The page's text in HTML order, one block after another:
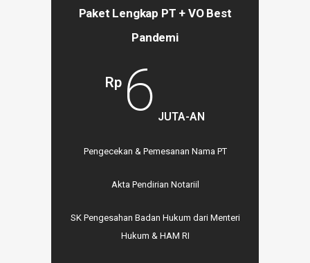
Paket Lengkap PT + VO Best
Pandemi
Rp 6 JUTA-AN
Pengecekan & Pemesanan Nama PT
Akta Pendirian Notariil
SK Pengesahan Badan Hukum dari Menteri
Hukum & HAM RI